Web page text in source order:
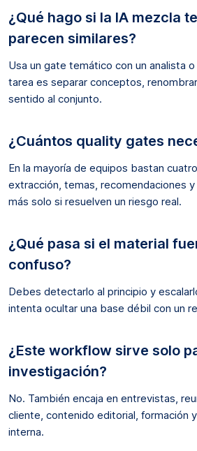
¿Qué hago si la IA mezcla
parecen similares?
Usa un gate temático con un analista
tarea es separar conceptos,
sentido al conjunto.
¿Cuántos quality gates
En la mayoría de equipos bastan
extracción, temas, recomendaciones
más solo si resuelven un riesgo real.
¿Qué pasa si el material
confuso?
Debes detectarlo al principio y
intenta ocultar una base débil con un
¿Este workflow sirve solo
investigación?
No. También encaja en entrevistas,
cliente, contenido editorial, formación
interna.